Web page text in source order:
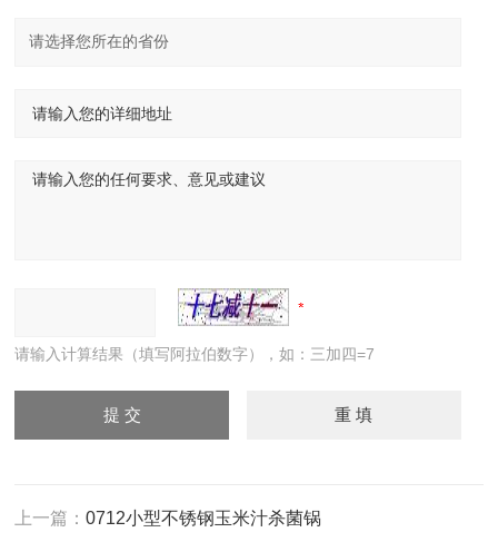
请输入计算结果（填写阿拉伯数字），如：三加四=7
上一篇：0712小型不锈钢玉米汁杀菌锅